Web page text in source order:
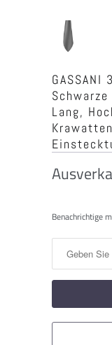
Lang,
wenn
verfügbar
ist:
Benachrichtige